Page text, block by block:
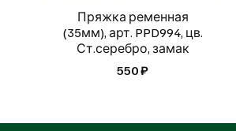
Пряжка ременная
(35мм), арт. PPD994, цв.
Ст.серебро, замак
550 ₽